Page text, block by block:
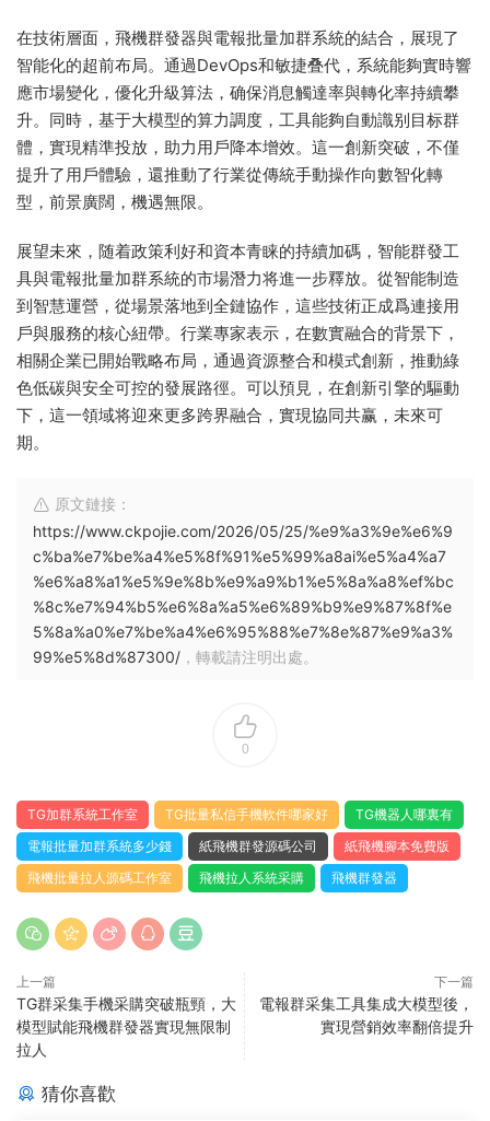
在技術層面，飛機群發器與電報批量加群系統的結合，展現了
智能化的超前布局。通過DevOps和敏捷叠代，系統能夠實時響
應市場變化，優化升級算法，确保消息觸達率與轉化率持續攀
升。同時，基于大模型的算力調度，工具能夠自動識别目标群
體，實現精準投放，助力用戶降本增效。這一創新突破，不僅
提升了用戶體驗，還推動了行業從傳統手動操作向數智化轉
型，前景廣闊，機遇無限。
展望未來，随着政策利好和資本青睐的持續加碼，智能群發工
具與電報批量加群系統的市場潛力将進一步釋放。從智能制造
到智慧運營，從場景落地到全鏈協作，這些技術正成爲連接用
戶與服務的核心紐帶。行業專家表示，在數實融合的背景下，
相關企業已開始戰略布局，通過資源整合和模式創新，推動綠
色低碳與安全可控的發展路徑。可以預見，在創新引擎的驅動
下，這一領域将迎來更多跨界融合，實現協同共赢，未來可
期。
原文鏈接：
https://www.ckpojie.com/2026/05/25/%e9%a3%9e%e6%9
c%ba%e7%be%a4%e5%8f%91%e5%99%a8ai%e5%a4%a7
%e6%a8%a1%e5%9e%8b%e9%a9%b1%e5%8a%a8%ef%bc
%8c%e7%94%b5%e6%8a%a5%e6%89%b9%e9%87%8f%e
5%8a%a0%e7%be%a4%e6%95%88%e7%8e%87%e9%a3%
99%e5%8d%87300/ ，轉載請注明出處。
0
TG加群系統工作室 TG批量私信手機軟件哪家好
TG機器人哪裏有
電報批量加群系統多少錢
紙飛機群發源碼公司
紙飛機腳本免費版
飛機批量拉人源碼工作室
飛機拉人系統采購 飛機群發器
上一篇
TG群采集手機采購突破瓶頸，大
模型賦能飛機群發器實現無限制
拉人
下一篇
電報群采集工具集成大模型後，
實現營銷效率翻倍提升
猜你喜歡